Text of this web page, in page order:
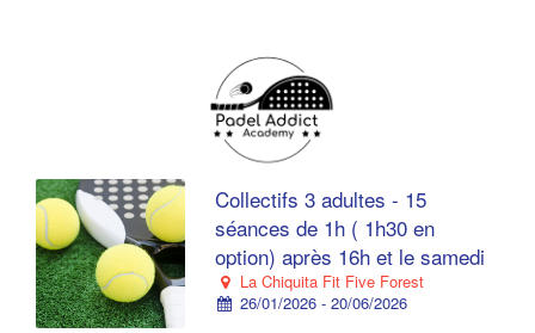
Collectifs 3 adultes - 15
séances de 1h ( 1h30 en
option) après 16h et le samedi
La Chiquita Fit Five Forest
26/01/2026 - 20/06/2026